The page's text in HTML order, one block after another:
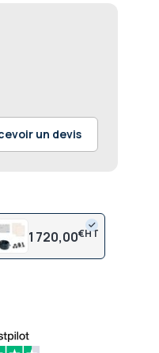
un devis
1 720,00€